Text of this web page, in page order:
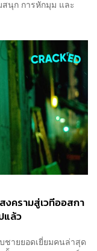
นุก การหักมุม และ
งครามสู่เวทีออสกา
แล้ว
ชายยอดเยี่ยมคนล่าสุด